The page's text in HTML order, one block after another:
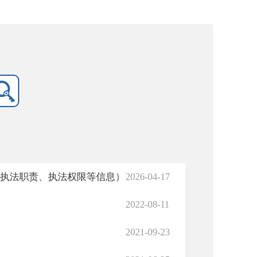
法职责、执法权限等信息） 2026-04-17
2022-08-11
2021-09-23